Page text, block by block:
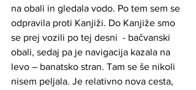
na obali in gledala vodo. Po tem sem se
odpravila proti Kanjiži. Do Kanjiže smo
se prej vozili po tej desni  - bačvanski
obali, sedaj pa je navigacija kazala na
levo – banatsko stran. Tam se še nikoli
nisem peljala. Je relativno nova cesta,